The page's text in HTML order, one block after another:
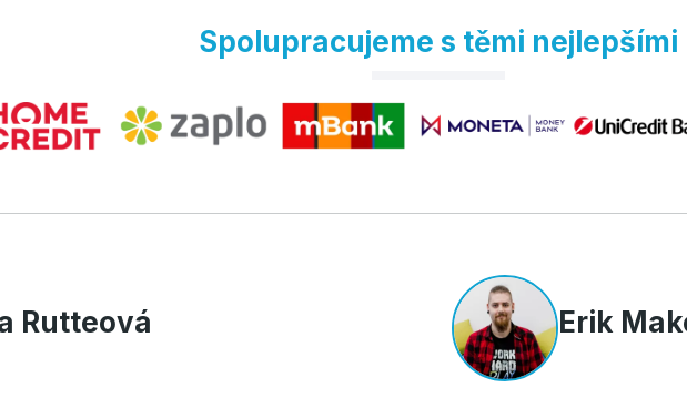
Spolupracujeme s těmi nejlepšími
Rutteová Erik